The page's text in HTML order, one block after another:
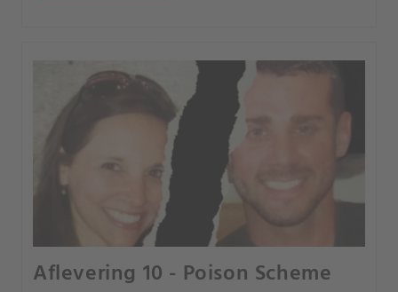
Aflevering 10 - Poison Scheme